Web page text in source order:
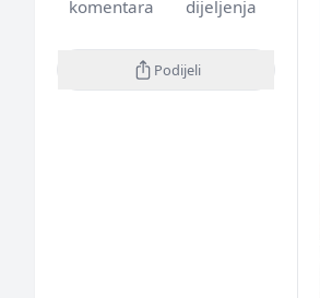
komentara dijeljenja
Podijeli